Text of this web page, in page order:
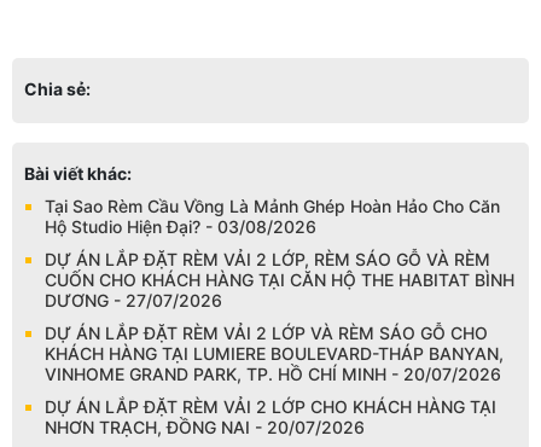
Chia sẻ:
Bài viết khác:
Tại Sao Rèm Cầu Vồng Là Mảnh Ghép Hoàn Hảo Cho Căn
Hộ Studio Hiện Đại? - 03/08/2026
DỰ ÁN LẮP ĐẶT RÈM VẢI 2 LỚP, RÈM SÁO GỖ VÀ RÈM
CUỐN CHO KHÁCH HÀNG TẠI CĂN HỘ THE HABITAT BÌNH
DƯƠNG - 27/07/2026
DỰ ÁN LẮP ĐẶT RÈM VẢI 2 LỚP VÀ RÈM SÁO GỖ CHO
KHÁCH HÀNG TẠI LUMIERE BOULEVARD-THÁP BANYAN,
VINHOME GRAND PARK, TP. HỒ CHÍ MINH - 20/07/2026
DỰ ÁN LẮP ĐẶT RÈM VẢI 2 LỚP CHO KHÁCH HÀNG TẠI
NHƠN TRẠCH, ĐỒNG NAI - 20/07/2026